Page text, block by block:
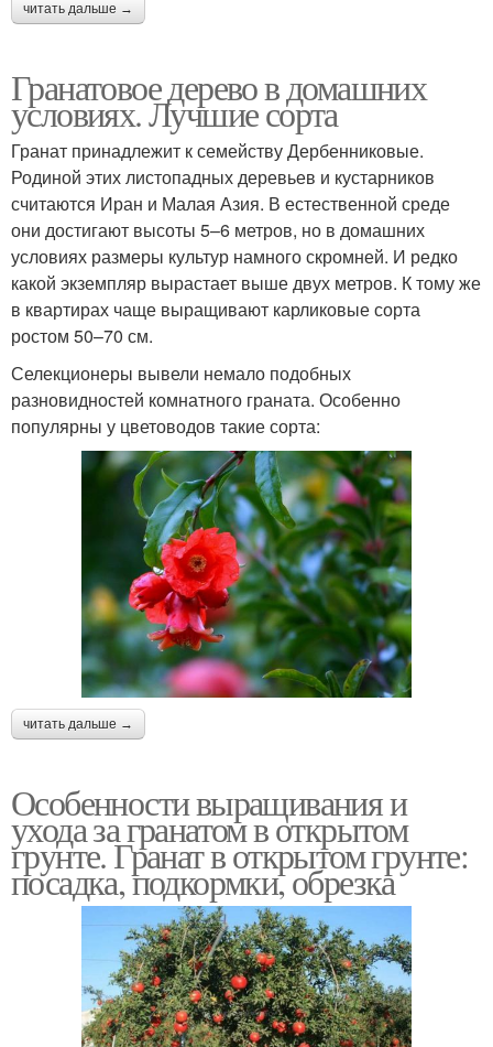
читать дальше →
Гранатовое дерево в домашних
условиях. Лучшие сорта
Гранат принадлежит к семейству Дербенниковые.
Родиной этих листопадных деревьев и кустарников
считаются Иран и Малая Азия. В естественной среде
они достигают высоты 5–6 метров, но в домашних
условиях размеры культур намного скромней. И редко
какой экземпляр вырастает выше двух метров. К тому же
в квартирах чаще выращивают карликовые сорта
ростом 50–70 см.
Селекционеры вывели немало подобных
разновидностей комнатного граната. Особенно
популярны у цветоводов такие сорта:
читать дальше →
Особенности выращивания и
ухода за гранатом в открытом
грунте. Гранат в открытом грунте:
посадка, подкормки, обрезка